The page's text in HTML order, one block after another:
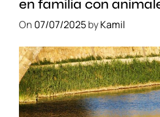
en familia con
On 07/07/2025byKamil